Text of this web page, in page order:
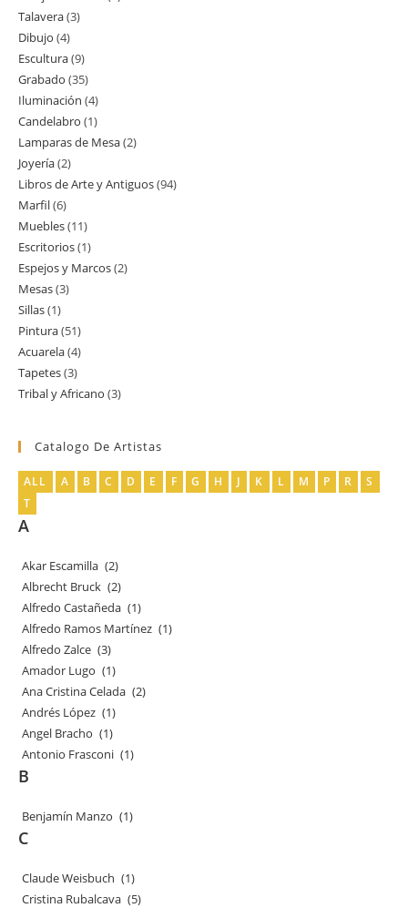
Talavera 33
Dibujo 44
productos
Escultura 99
productos
Grabado 3535
productos
Iluminación 44
productos
Candelabro 11
producto
Lamparas de Mesa 22
Joyería 22
productos
Libros de Arte y Antiguos 9494
Marfil 66
productos
Muebles 1111
productos
Escritorios 11
producto
Espejos y Marcos 22
Mesas 33
Sillas 11
producto
Pintura 5151
productos
Acuarela 44
productos
Tapetes 33
productos
Tribal y Africano 33
Catalogo De Artistas
ALL A B C D E F G H J K L M P R
S
T
A
Akar Escamilla (2)
Albrecht Bruck (2)
Alfredo Castañeda (1)
Alfredo Ramos Martínez (1)
Alfredo Zalce (3)
Amador Lugo (1)
Ana Cristina Celada (2)
Andrés López (1)
Angel Bracho (1)
Antonio Frasconi (1)
B
Benjamín Manzo (1)
C
Claude Weisbuch (1)
Cristina Rubalcava (5)